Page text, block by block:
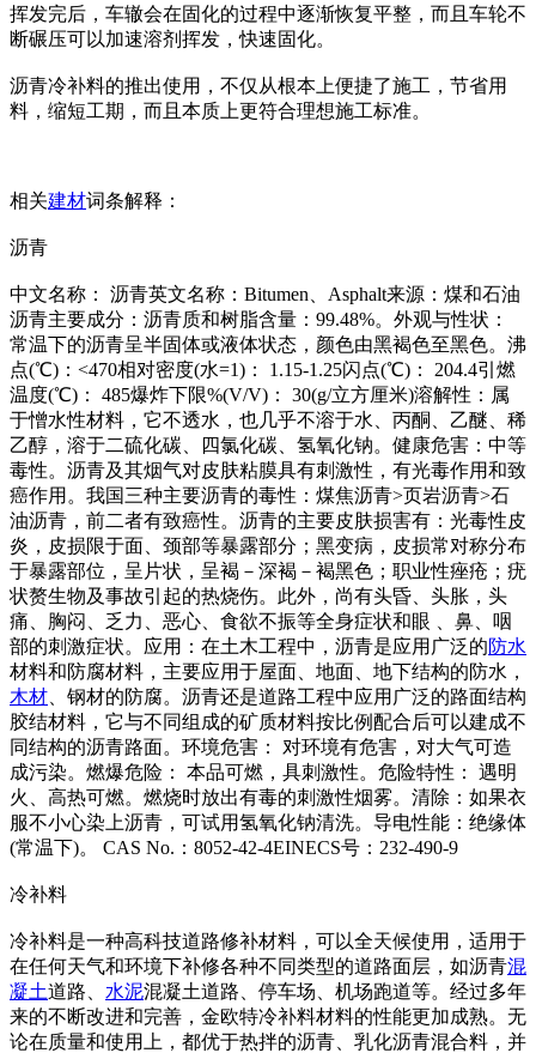
挥发完后，车辙会在固化的过程中逐渐恢复平整，而且车轮不
断碾压可以加速溶剂挥发，快速固化。
沥青冷补料的推出使用，不仅从根本上便捷了施工，节省用
料，缩短工期，而且本质上更符合理想施工标准。
相关建材词条解释：
沥青
中文名称： 沥青英文名称：Bitumen、Asphalt来源：煤和石油
沥青主要成分：沥青质和树脂含量：99.48%。外观与性状：
常温下的沥青呈半固体或液体状态，颜色由黑褐色至黑色。沸
点(℃)：<470相对密度(水=1)： 1.15-1.25闪点(℃)： 204.4引燃
温度(℃)： 485爆炸下限%(V/V)： 30(g/立方厘米)溶解性：属
于憎水性材料，它不透水，也几乎不溶于水、丙酮、乙醚、稀
乙醇，溶于二硫化碳、四氯化碳、氢氧化钠。健康危害：中等
毒性。沥青及其烟气对皮肤粘膜具有刺激性，有光毒作用和致
癌作用。我国三种主要沥青的毒性：煤焦沥青>页岩沥青>石
油沥青，前二者有致癌性。沥青的主要皮肤损害有：光毒性皮
炎，皮损限于面、颈部等暴露部分；黑变病，皮损常对称分布
于暴露部位，呈片状，呈褐－深褐－褐黑色；职业性痤疮；疣
状赘生物及事故引起的热烧伤。此外，尚有头昏、头胀，头
痛、胸闷、乏力、恶心、食欲不振等全身症状和眼 、鼻、咽
部的刺激症状。应用：在土木工程中，沥青是应用广泛的防水
材料和防腐材料，主要应用于屋面、地面、地下结构的防水，
木材 、钢材的防腐。沥青还是道路工程中应用广泛的路面结构
胶结材料，它与不同组成的矿质材料按比例配合后可以建成不
同结构的沥青路面。环境危害： 对环境有危害，对大气可造
成污染。燃爆危险： 本品可燃，具刺激性。危险特性： 遇明
火、高热可燃。燃烧时放出有毒的刺激性烟雾。清除：如果衣
服不小心染上沥青，可试用氢氧化钠清洗。导电性能：绝缘体
(常温下)。 CAS No.：8052-42-4EINECS号：232-490-9
冷补料
冷补料是一种高科技道路修补材料，可以全天候使用，适用于
在任何天气和环境下补修各种不同类型的道路面层，如沥青混
凝土道路、 水泥混凝土道路、停车场、机场跑道等。经过多年
来的不断改进和完善，金欧特冷补料材料的性能更加成熟。无
论在质量和使用上，都优于热拌的沥青、乳化沥青混合料，并